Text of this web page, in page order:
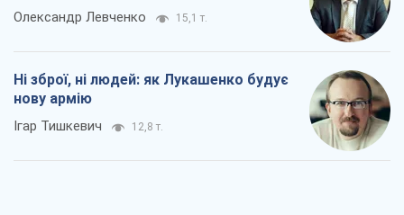
Олександр Левченко 15,1 т.
Ні зброї, ні людей: як Лукашенко будує
нову армію
Ігар Тишкевич 12,8 т.